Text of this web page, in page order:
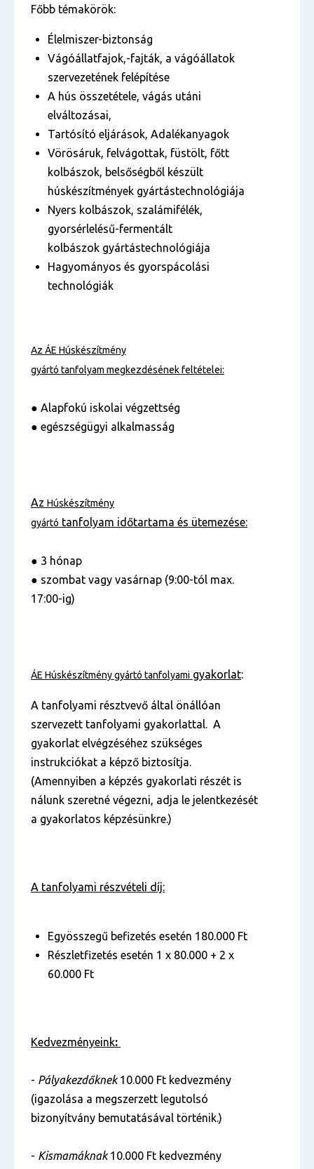
Főbb témakörök:
Élelmiszer-biztonság
Vágóállatfajok,-fajták, a vágóállatok
szervezetének felépítése
A hús összetétele, vágás utáni
elváltozásai,
Tartósító eljárások, Adalékanyagok
Vörösáruk, felvágottak, füstölt, főtt
kolbászok, belsőségből készült
húskészítmények gyártástechnológiája
Nyers kolbászok, szalámifélék,
gyorsérlelésű-fermentált
kolbászok gyártástechnológiája
Hagyományos és gyorspácolási
technológiák
Az ÁE Húskészítmény
gyártó tanfolyam megkezdésének feltételei:
● Alapfokú iskolai végzettség
● egészségügyi alkalmasság
Az Húskészítmény
gyártó tanfolyam időtartama és ütemezése:
● 3 hónap
● szombat vagy vasárnap (9:00-tól max.
17:00-ig)
ÁE Húskészítmény gyártó tanfolyami gyakorlat:
A tanfolyami résztvevő által önállóan
szervezett tanfolyami gyakorlattal. A
gyakorlat elvégzéséhez szükséges
instrukciókat a képző biztosítja.
(Amennyiben a képzés gyakorlati részét is
nálunk szeretné végezni, adja le jelentkezését
a gyakorlatos képzésünkre.)
A tanfolyami részvételi díj:
Egyösszegű befizetés esetén 180.000 Ft
Részletfizetés esetén 1 x 80.000 + 2 x
60.000 Ft
Kedvezményeink:
- Pályakezdőknek10.000 Ft kedvezmény
(igazolása a megszerzett legutolsó
bizonyítvány bemutatásával történik.)
- Kismamáknak10.000 Ft kedvezmény